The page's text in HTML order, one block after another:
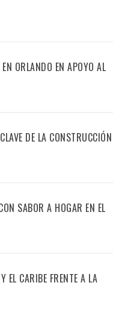
ORLANDO EN APOYO AL
DE LA CONSTRUCCIÓN
SABOR A HOGAR EN EL
EL CARIBE FRENTE A LA